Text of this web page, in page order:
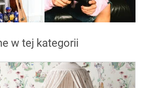
w tej kategorii